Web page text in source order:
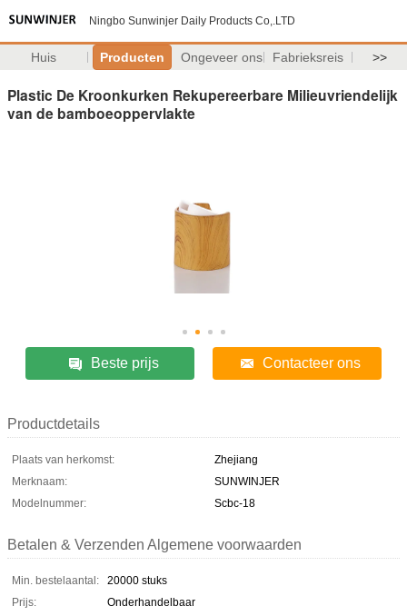
Ningbo Sunwinjer Daily Products Co,.LTD
Huis Producten Ongeveer ons Fabrieksreis >>
Plastic De Kroonkurken Rekupereerbare Milieuvriendelijk
van de bamboeoppervlakte
Beste prijs Contacteer ons
Productdetails
Plaats van herkomst:
Zhejiang
Merknaam:
SUNWINJER
Modelnummer:
Scbc-18
Betalen & Verzenden Algemene voorwaarden
Min. bestelaantal:
20000 stuks
Prijs:
Onderhandelbaar